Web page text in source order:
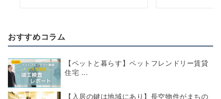
おすすめコラム
【ペットと暮らす】ペットフレンドリー賃貸
住宅 ...
【入居の鍵は地域にあり】長空物件がまちの